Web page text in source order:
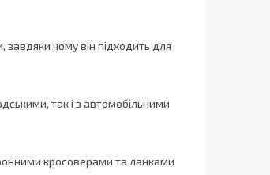
чому він підходить для
так і з автомобільними
кросоверами та ланками